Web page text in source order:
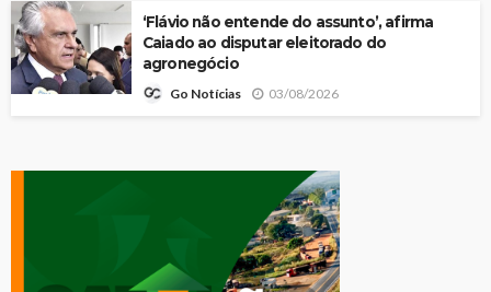
‘Flávio não entende do assunto’, afirma
Caiado ao disputar eleitorado do
agronegócio
Go Notícias 03/08/2026